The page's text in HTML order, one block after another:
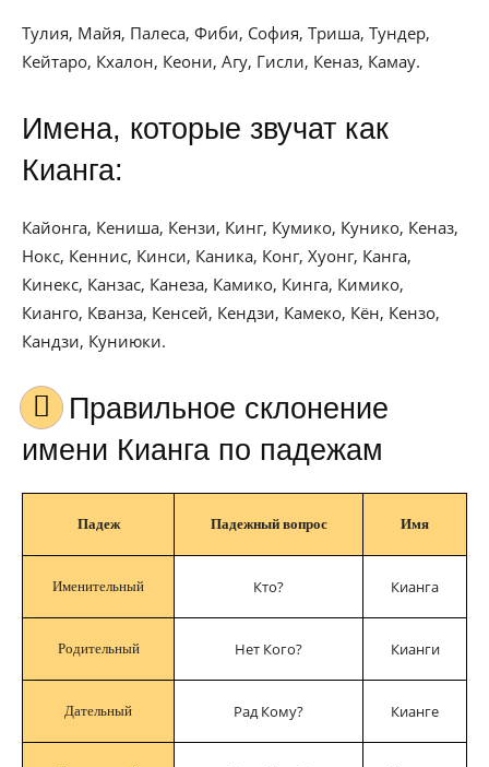
Тулия, Майя, Палеса, Фиби, София, Триша, Тундер,
Кейтаро, Кхалон, Кеони, Агу, Гисли, Кеназ, Камау.
Имена, которые звучат как
Кианга:
Кайонга, Кениша, Кензи, Кинг, Кумико, Кунико, Кеназ,
Нокс, Кеннис, Кинси, Каника, Конг, Хуонг, Канга,
Кинекс, Канзас, Канеза, Камико, Кинга, Кимико,
Кианго, Кванза, Кенсей, Кендзи, Камеко, Кён, Кензо,
Кандзи, Куниюки.
Правильное склонение
имени Кианга по падежам
Падеж Падежный вопрос Имя
Именительный Кто? Кианга
Родительный Нет Кого? Кианги
Дательный Рад Кому? Кианге